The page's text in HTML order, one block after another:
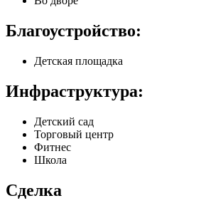
Благоустройство:
Детская площадка
Инфраструктура:
Детский сад
Торговый центр
Фитнес
Школа
Сделка